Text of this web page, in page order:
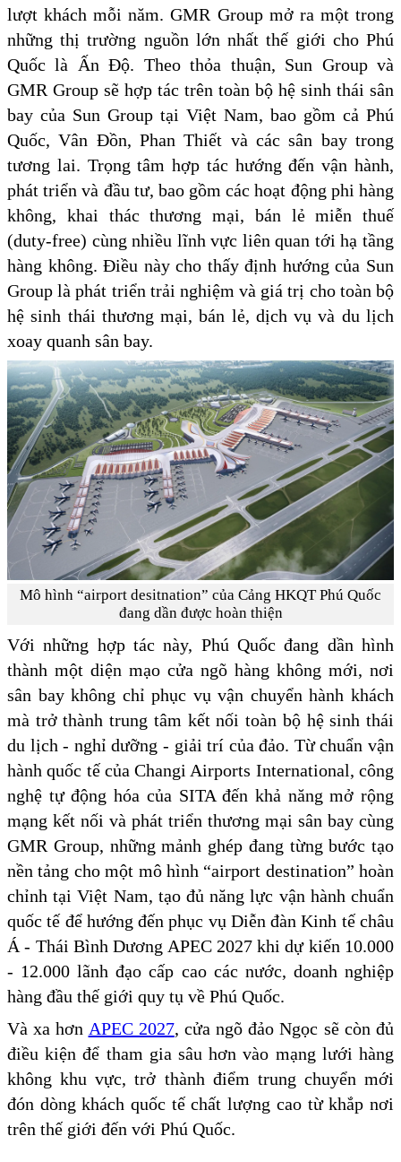
lượt khách mỗi năm. GMR Group mở ra một trong
những thị trường nguồn lớn nhất thế giới cho Phú
Quốc là Ấn Độ. Theo thỏa thuận, Sun Group và
GMR Group sẽ hợp tác trên toàn bộ hệ sinh thái sân
bay của Sun Group tại Việt Nam, bao gồm cả Phú
Quốc, Vân Đồn, Phan Thiết và các sân bay trong
tương lai. Trọng tâm hợp tác hướng đến vận hành,
phát triển và đầu tư, bao gồm các hoạt động phi hàng
không, khai thác thương mại, bán lẻ miễn thuế
(duty-free) cùng nhiều lĩnh vực liên quan tới hạ tầng
hàng không. Điều này cho thấy định hướng của Sun
Group là phát triển trải nghiệm và giá trị cho toàn bộ
hệ sinh thái thương mại, bán lẻ, dịch vụ và du lịch
xoay quanh sân bay.
Mô hình “airport desitnation” của Cảng HKQT Phú Quốc
đang dần được hoàn thiện
Với những hợp tác này, Phú Quốc đang dần hình
thành một diện mạo cửa ngõ hàng không mới, nơi
sân bay không chỉ phục vụ vận chuyển hành khách
mà trở thành trung tâm kết nối toàn bộ hệ sinh thái
du lịch - nghỉ dưỡng - giải trí của đảo. Từ chuẩn vận
hành quốc tế của Changi Airports International, công
nghệ tự động hóa của SITA đến khả năng mở rộng
mạng kết nối và phát triển thương mại sân bay cùng
GMR Group, những mảnh ghép đang từng bước tạo
nền tảng cho một mô hình “airport destination” hoàn
chỉnh tại Việt Nam, tạo đủ năng lực vận hành chuẩn
quốc tế để hướng đến phục vụ Diễn đàn Kinh tế châu
Á - Thái Bình Dương APEC 2027 khi dự kiến 10.000
- 12.000 lãnh đạo cấp cao các nước, doanh nghiệp
hàng đầu thế giới quy tụ về Phú Quốc.
Và xa hơn APEC 2027, cửa ngõ đảo Ngọc sẽ còn đủ
điều kiện để tham gia sâu hơn vào mạng lưới hàng
không khu vực, trở thành điểm trung chuyển mới
đón dòng khách quốc tế chất lượng cao từ khắp nơi
trên thế giới đến với Phú Quốc.